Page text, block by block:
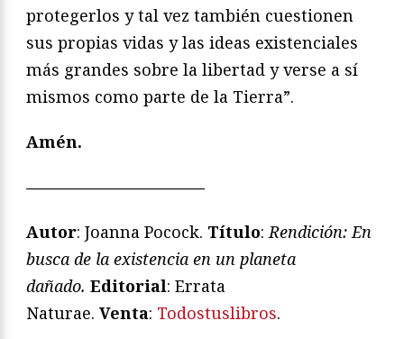
protegerlos y tal vez también cuestionen
sus propias vidas y las ideas existenciales
más grandes sobre la libertad y verse a sí
mismos como parte de la Tierra”.
Amén.
———————————
Autor: Joanna Pocock. Título: Rendición: En
busca de la existencia en un planeta
dañado. Editorial: Errata
Naturae. Venta: Todostuslibros.